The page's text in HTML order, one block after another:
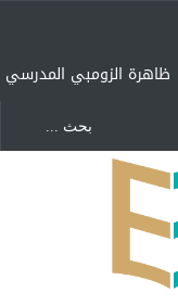
ظاهرة الزومبي المدرسي
أنضرب ومافيني إلا
هل هذا مبرر
أسلوب التربية
تعد برامج توعية الأطفال
الجسد وقاية لا